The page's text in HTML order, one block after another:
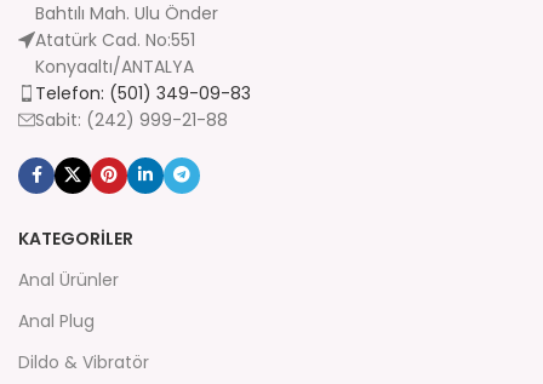
Bahtılı Mah. Ulu Önder
Atatürk Cad. No:551
Konyaaltı/ANTALYA
Telefon: (501) 349-09-83
Sabit: (242) 999-21-88
KATEGORİLER
Anal Ürünler
Anal Plug
Dildo & Vibratör